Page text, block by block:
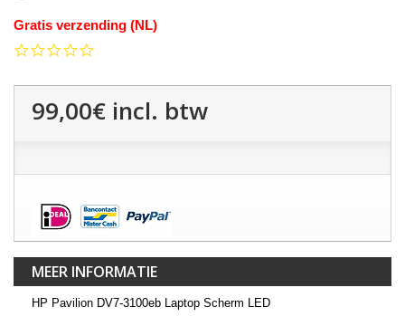
Gratis verzending (NL)
99,00€ incl. btw
MEER INFORMATIE
HP Pavilion DV7-3100eb Laptop Scherm LED